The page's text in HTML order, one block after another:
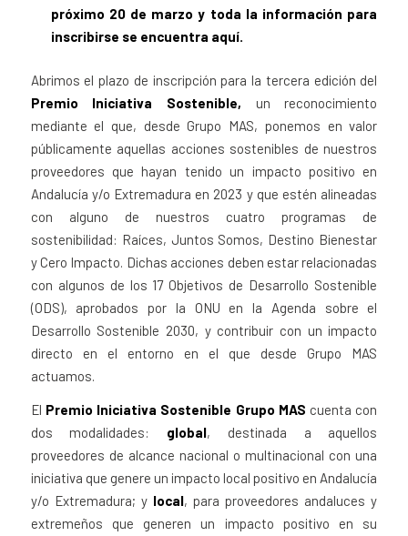
próximo 20 de marzo y toda la información para
inscribirse se encuentra aquí.
Abrimos el plazo de inscripción para la tercera edición del
Premio Iniciativa Sostenible, un reconocimiento
mediante el que, desde Grupo MAS, ponemos en valor
públicamente aquellas acciones sostenibles de nuestros
proveedores que hayan tenido un impacto positivo en
Andalucía y/o Extremadura en 2023 y que estén alineadas
con alguno de nuestros cuatro programas de
sostenibilidad: Raíces, Juntos Somos, Destino Bienestar
y Cero Impacto. Dichas acciones deben estar relacionadas
con algunos de los 17 Objetivos de Desarrollo Sostenible
(ODS), aprobados por la ONU en la Agenda sobre el
Desarrollo Sostenible 2030, y contribuir con un impacto
directo en el entorno en el que desde Grupo MAS
actuamos.
El Premio Iniciativa Sostenible Grupo MAS cuenta con
dos modalidades: global, destinada a aquellos
proveedores de alcance nacional o multinacional con una
iniciativa que genere un impacto local positivo en Andalucía
y/o Extremadura; y local, para proveedores andaluces y
extremeños que generen un impacto positivo en su